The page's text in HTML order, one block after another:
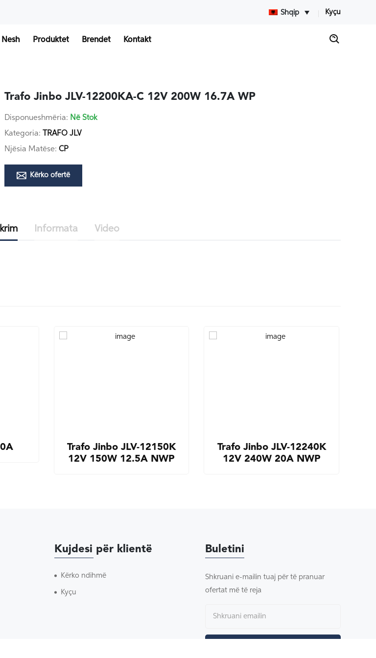
Shqip Kyçu
Nesh Produktet Brendet Kontakt
Trafo Jinbo JLV-12200KA-C 12V 200W 16.7A WP
Disponueshmëria: Në Stok
Kategoria: TRAFO JLV
Njësia Matëse: CP
Kërko ofertë
Informata Video
Trafo Jinbo JLV-12150K
12V 150W 12.5A NWP
Trafo Jinbo JLV-12240K
12V 240W 20A NWP
Kujdesi për klientë
Kërko ndihmë
Kyçu
Buletini
Shkruani e-mailin tuaj për të pranuar
ofertat më të reja